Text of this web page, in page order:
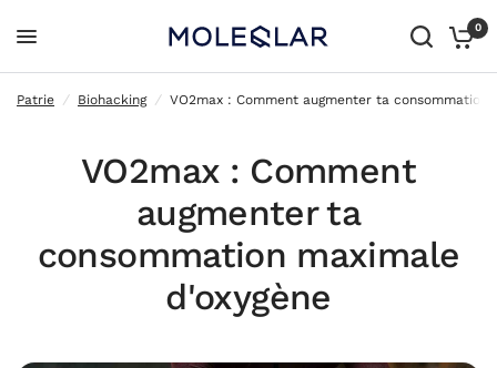
0
Patrie / Biohacking / VO2max : Comment augmenter ta consommation
VO2max : Comment augmenter ta consommation maximale d'oxygène
VO2max : Comment
augmenter ta
consommation maximale
d'oxygène